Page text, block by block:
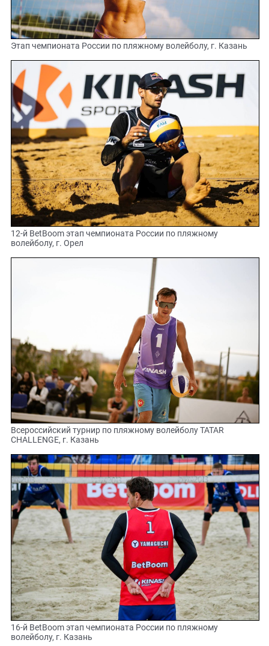
Этап чемпионата России по пляжному волейболу, г. Казань
12-й BetBoom этап чемпионата России по пляжному
волейболу, г. Орел
Всероссийский турнир по пляжному волейболу TATAR
CHALLENGE, г. Казань
16-й BetBoom этап чемпионата России по пляжному
волейболу, г. Казань